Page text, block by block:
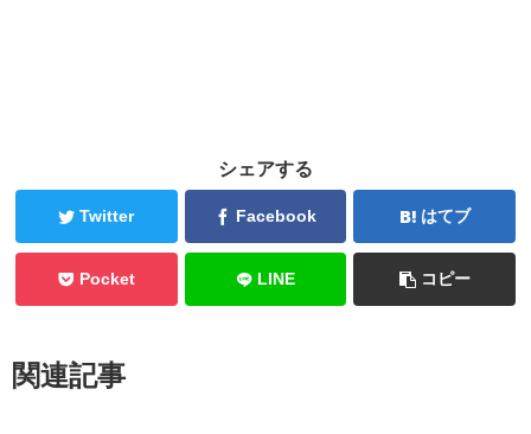
シェアする
Twitter Facebook はてブ
Pocket LINE コピー
関連記事